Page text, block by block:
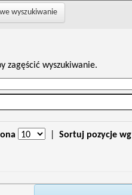
wyszukiwanie
zagęścić wyszukiwanie.
Sortuj pozycje wg